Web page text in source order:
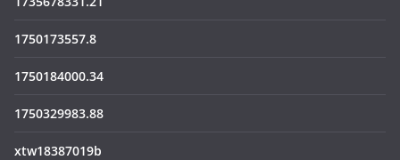
1750173557.8
1750184000.34
1750329983.88
xtw18387019b